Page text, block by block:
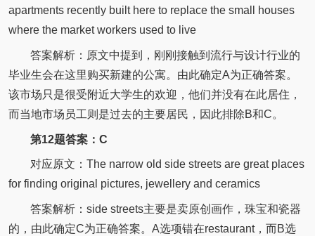
apartments recently built here to replace the small houses
where the market workers used to live
答案解析：原文中提到，刚刚接触到流行与设计行业的
毕业生会在这里购买新建的公寓。由此确定A为正确答案。
该市场只是很受附近大学生的欢迎，他们并没有在此居住，
而当地市场员工则是过去的主要居民，因此排除B和C。
第12题答案：C
对应原文：The narrow old side streets are great places
for finding original pictures, jewellery and ceramics
答案解析：side streets主要是卖原创画作，珠宝和瓷器
的，由此确定C为正确答案。A选项错在restaurant，而B选